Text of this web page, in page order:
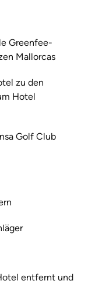
Greenfee-
Mallorcas
zu den
Hotel
Golf Club
entfernt und